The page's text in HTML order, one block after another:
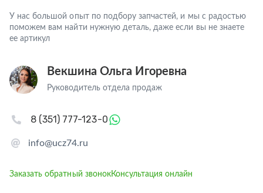
У нас большой опыт по подбору запчастей, и мы с радостью
поможем вам найти нужную деталь, даже если вы не знаете
ее артикул
Векшина Ольга Игоревна
Руководитель отдела продаж
info@ucz74.ru
8 (351) 777-123-0
Заказать обратный звонокКонсультация онлайн